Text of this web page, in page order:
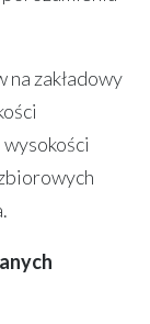
zakładowy